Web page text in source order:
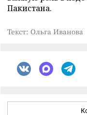
Пакистана.
Текст: Ольга Иванова